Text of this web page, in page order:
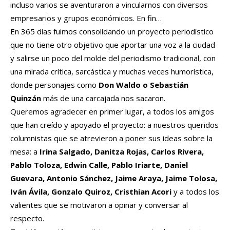
incluso varios se aventuraron a vincularnos con diversos
empresarios y grupos económicos. En fin…
En 365 días fuimos consolidando un proyecto periodístico
que no tiene otro objetivo que aportar una voz a la ciudad
y salirse un poco del molde del periodismo tradicional, con
una mirada crítica, sarcástica y muchas veces humorística,
donde personajes como Don Waldo o Sebastián
Quinzán más de una carcajada nos sacaron.
Queremos agradecer en primer lugar, a todos los amigos
que han creído y apoyado el proyecto: a nuestros queridos
columnistas que se atrevieron a poner sus ideas sobre la
mesa: a Irina Salgado, Danitza Rojas, Carlos Rivera,
Pablo Toloza, Edwin Calle, Pablo Iriarte, Daniel
Guevara, Antonio Sánchez, Jaime Araya, Jaime Tolosa,
Iván Ávila, Gonzalo Quiroz, Cristhian Acori y a todos los
valientes que se motivaron a opinar y conversar al
respecto.